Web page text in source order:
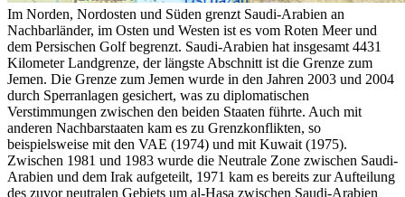
Im Norden, Nordosten und Süden grenzt Saudi-Arabien an
Nachbarländer, im Osten und Westen ist es vom Roten Meer und
dem Persischen Golf begrenzt. Saudi-Arabien hat insgesamt 4431
Kilometer Landgrenze, der längste Abschnitt ist die Grenze zum
Jemen. Die Grenze zum Jemen wurde in den Jahren 2003 und 2004
durch Sperranlagen gesichert, was zu diplomatischen
Verstimmungen zwischen den beiden Staaten führte. Auch mit
anderen Nachbarstaaten kam es zu Grenzkonflikten, so
beispielsweise mit den VAE (1974) und mit Kuwait (1975).
Zwischen 1981 und 1983 wurde die Neutrale Zone zwischen Saudi-
Arabien und dem Irak aufgeteilt, 1971 kam es bereits zur Aufteilung
des zuvor neutralen Gebiets um al-Hasa zwischen Saudi-Arabien